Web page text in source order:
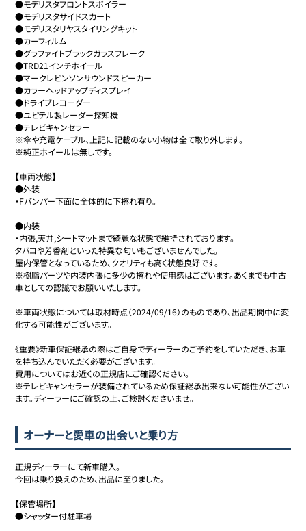
●モデリスタフロントスポイラー
●モデリスタサイドスカート
●モデリスタリヤスタイリングキット
●カーフィルム
●グラファイトブラックガラスフレーク
●TRD21インチホイール
●マークレビンソンサウンドスピーカー
●カラーヘッドアップディスプレイ
●ドライブレコーダー
●ユピテル製レーダー探知機
●テレビキャンセラー
※傘や充電ケーブル、上記に記載のない小物は全て取り外します。
※純正ホイールは無しです。
【車両状態】
●外装
・Fバンパー下面に全体的に下擦れ有り。
●内装
・内張,天井,シートマットまで綺麗な状態で維持されております。
タバコや芳香剤といった特異な匂いもございませんでした。
屋内保管となっているため、クオリティも高く状態良好です。
※樹脂パーツや内装内張に多少の擦れや使用感はございます。あくまでも中古
車としての認識でお願いいたします。
※車両状態については取材時点（2024/09/16）のものであり、出品期間中に変
化する可能性がございます。
《重要》新車保証継承の際はご自身でディーラーのご予約をしていただき、お車
を持ち込んでいただく必要がございます。
費用についてはお近くの正規店にご確認ください。
※テレビキャンセラーが装備されているため保証継承出来ない可能性がござい
ます。ディーラーにご確認の上、ご検討くださいませ。
オーナーと愛車の出会いと乗り方
正規ディーラーにて新車購入。
今回は乗り換えのため、出品に至りました。
【保管場所】
●シャッター付駐車場